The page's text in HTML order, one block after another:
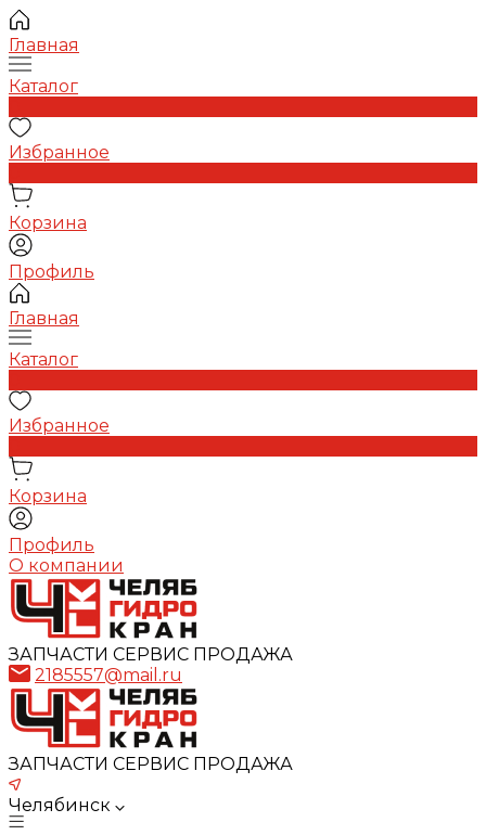
Главная
Каталог
Избранное
Корзина
Профиль
Главная
Каталог
Избранное
Корзина
Профиль
О компании
ЗАПЧАСТИ СЕРВИС ПРОДАЖА
2185557@mail.ru
ЗАПЧАСТИ СЕРВИС ПРОДАЖА
Челябинск